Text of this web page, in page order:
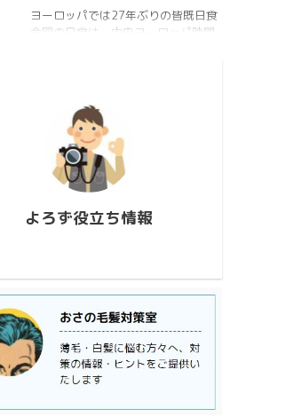
ヨーロッパでは27年ぶりの皆既日食
今回の日食は、中央ヨーロッパ時間
726_173927.mp4
https://www.youtube.com/watch?
v=AUJyBTySGso
よろず役立ち情報